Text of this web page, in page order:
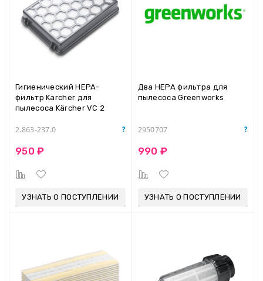
Гигиенический HEPA-
фильтр Karcher для
пылесоса Kärcher VC 2
2.863-237.0
950 ₽
УЗНАТЬ О ПОСТУПЛЕНИИ
Два HEPA фильтра для
пылесоса Greenworks
2950707
990 ₽
УЗНАТЬ О ПОСТУПЛЕНИИ